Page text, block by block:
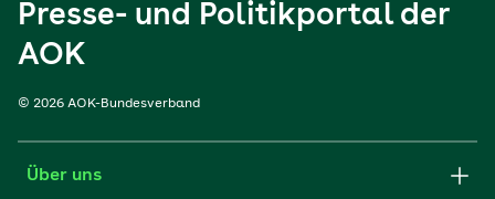
Presse- und Politikportal der
AOK
© 2026 AOK-Bundesverband
Über uns